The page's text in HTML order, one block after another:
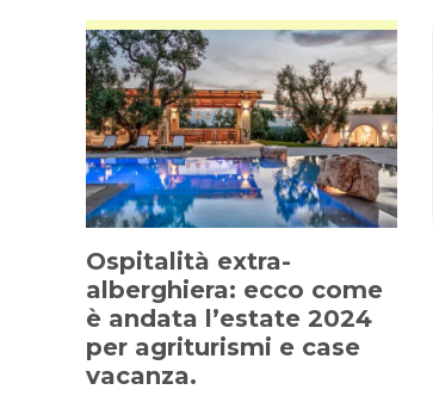
Ospitalità extra-
alberghiera: ecco come
è andata l’estate 2024
per agriturismi e case
vacanza.